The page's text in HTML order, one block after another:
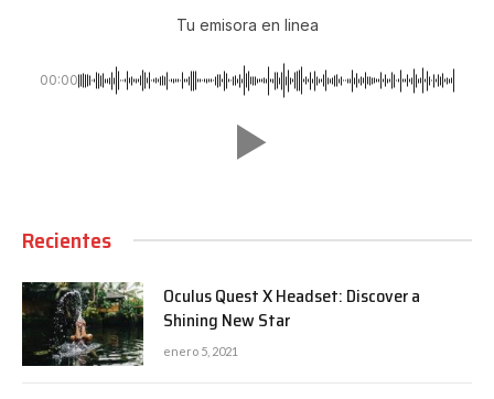
Tu emisora en linea
00:00
Recientes
Oculus Quest X Headset: Discover a
Shining New Star
enero 5, 2021